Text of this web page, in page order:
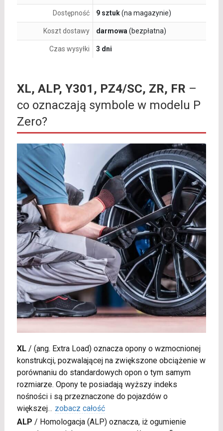
Dostępność 9 sztuk(na magazynie)
Koszt dostawy darmowa (bezpłatna)
Czas wysyłki 3 dni
XL, ALP, Y301, PZ4/SC, ZR, FR –
co oznaczają symbole w modelu P
Zero?
XL/ (ang. Extra Load) oznacza opony o wzmocnionej
konstrukcji, pozwalającej na zwiększone obciążenie w
porównaniu do standardowych opon o tym samym
rozmiarze. Opony te posiadają wyższy indeks
nośności i są przeznaczone do pojazdów o
większej... zobacz całość
ALP / Homologacja (ALP) oznacza, iż ogumienie